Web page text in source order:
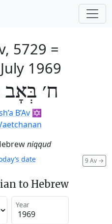
5729 =
1969
ח׳
B’Av✡️
niqqud
9 Av →
date
to Hebrew
Year